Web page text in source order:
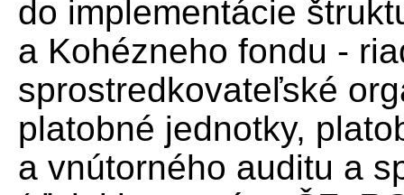
do implementácie
a Kohézneho fondu -
sprostredkovateľské
platobné jednotky,
a vnútorného auditu a